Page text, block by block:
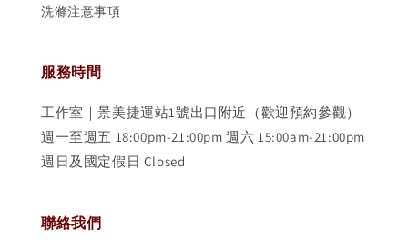
洗滌注意事項
服務時間
工作室｜景美捷運站1號出口附近（歡迎預約參觀）
週一至週五 18:00pm-21:00pm 週六 15:00am-21:00pm
週日及國定假日 Closed
聯絡我們